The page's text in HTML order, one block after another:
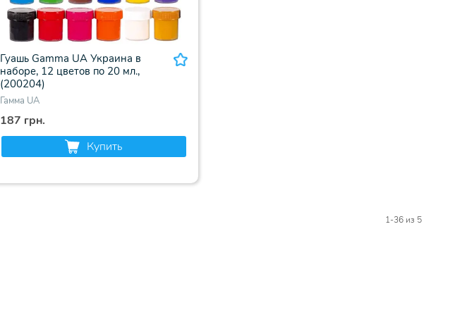
Гуашь Gamma UA Украина в
наборе, 12 цветов по 20 мл.,
(200204)
Гамма UA
187 грн.
Купить
1-36 из 5